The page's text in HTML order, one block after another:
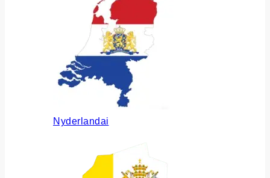
Nyderlandai